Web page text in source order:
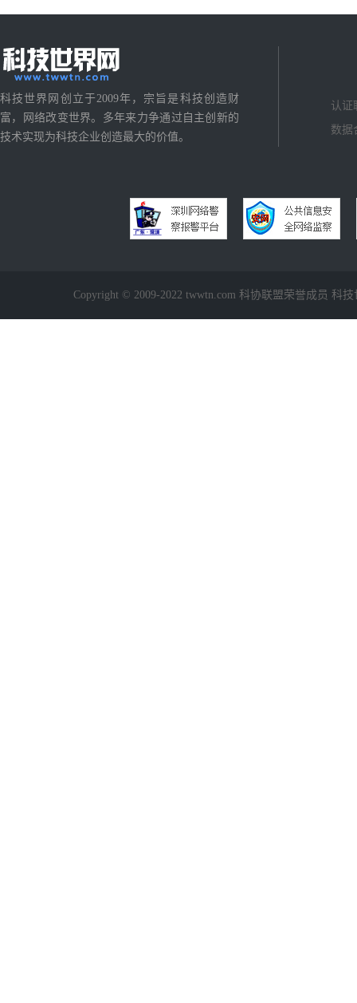
科技世界网创立于2009年，宗旨是科技创造财
富，网络改变世界。多年来力争通过自主创新的
技术实现为科技企业创造最大的价值。
认证
数据
Copyright © 2009-2022 twwtn.com 科协联盟荣誉成员 科